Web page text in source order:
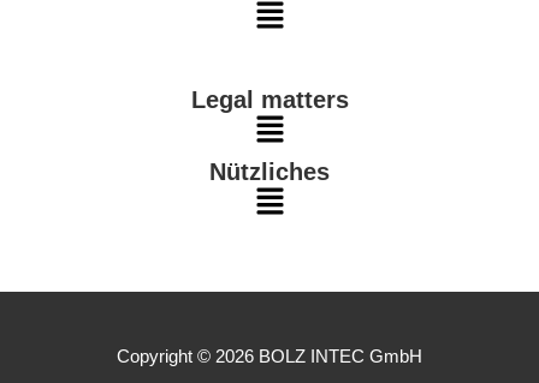
Main
Legal matters
Main
Menu
Nützliches
Main
Copyright © 2026 BOLZ INTEC GmbH